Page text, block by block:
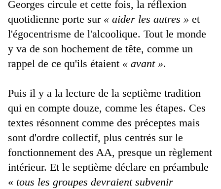
Georges circule et cette fois, la réflexion
quotidienne porte sur« aider les autres » et
l'égocentrisme de l'alcoolique. Tout le monde
y va de son hochement de tête, comme un
rappel de ce qu'ils étaient « avant ».
Puis il y a la lecture de la septième tradition
qui en compte douze, comme les étapes. Ces
textes résonnent comme des préceptes mais
sont d'ordre collectif, plus centrés sur le
fonctionnement des AA, presque un règlement
intérieur. Et le septième déclare en préambule
« tous les groupes devraient subvenir